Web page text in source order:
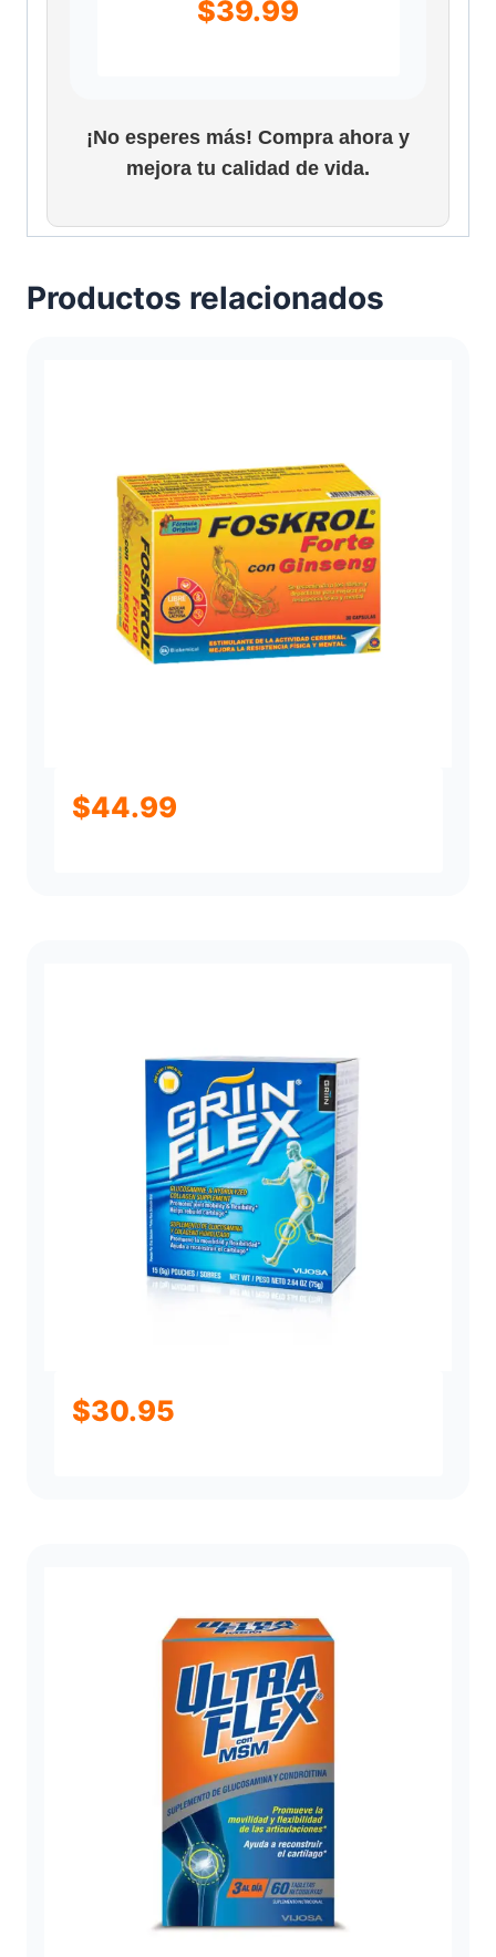
$39.99
¡No esperes más! Compra ahora y
mejora tu calidad de vida.
Productos relacionados
$44.99
$30.95